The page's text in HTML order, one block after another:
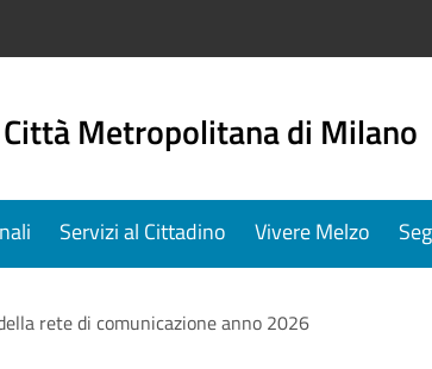
Metropolitana di Milano
Servizi al Cittadino Vivere Melzo
rete di comunicazione anno 2026